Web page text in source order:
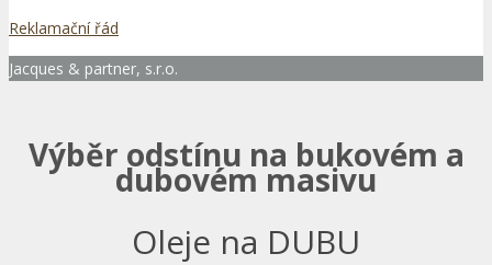
Reklamační řád
Jacques & partner, s.r.o.
Výběr odstínu na bukovém a
dubovém masivu
Oleje na DUBU